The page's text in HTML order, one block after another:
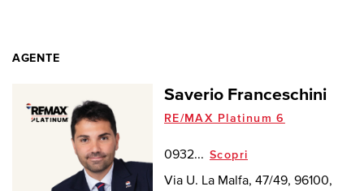
AGENTE
Saverio Franceschini
RE/MAX Platinum 6
0932... Scopri
Via U. La Malfa, 47/49, 96100,